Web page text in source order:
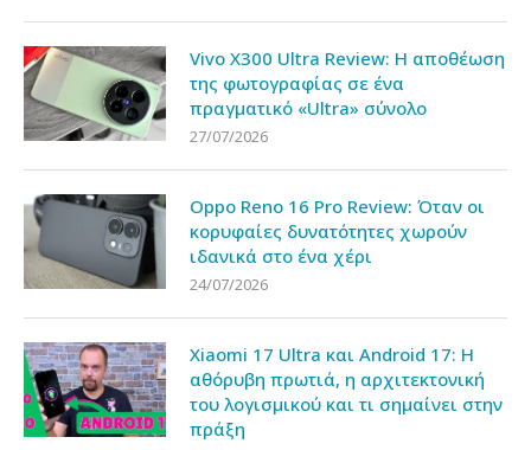
Vivo X300 Ultra Review: Η αποθέωση
της φωτογραφίας σε ένα
πραγματικό «Ultra» σύνολο
27/07/2026
Oppo Reno 16 Pro Review: Όταν οι
κορυφαίες δυνατότητες χωρούν
ιδανικά στο ένα χέρι
24/07/2026
Xiaomi 17 Ultra και Android 17: Η
αθόρυβη πρωτιά, η αρχιτεκτονική
του λογισμικού και τι σημαίνει στην
πράξη